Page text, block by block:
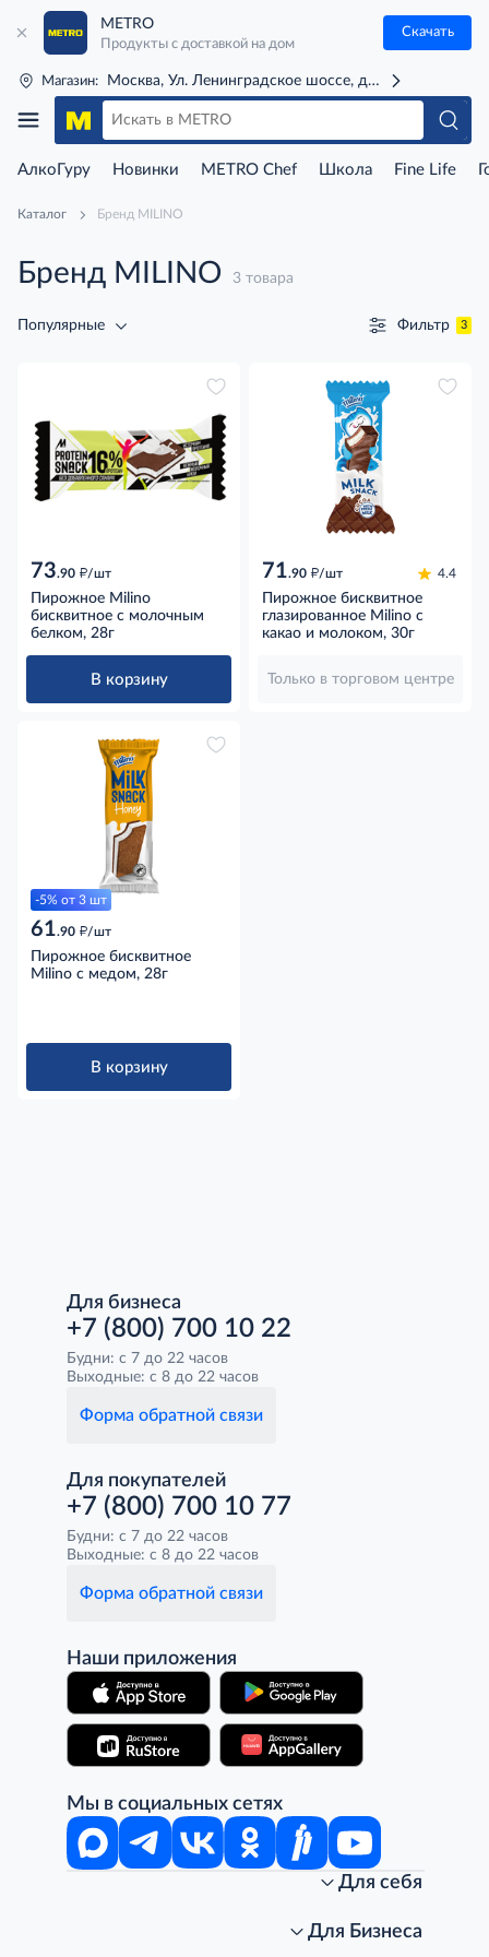
METRO
Продукты с доставкой на дом
Скачать
Магазин: Москва, Ул. Ленинградское шоссе, д. 71Г (м. Речной
АлкоГуру Новинки METRO Chef Школа Fine Life
Каталог Бренд MILINO
Бренд MILINO 3 товара
Популярные Фильтр 3
73.90 д/шт
Пирожное Milino
бисквитное с молочным
белком, 28г
В корзину
71.90 д/шт 4.4
Пирожное бисквитное
глазированное Milino с
какао и молоком, 30г
Только в торговом центре
-5% от 3 шт
61.90 д/шт
Пирожное бисквитное
Milino с медом, 28г
В корзину
Для бизнеса
+7 (800) 700 10 22
Будни: с 7 до 22 часов
Выходные: с 8 до 22 часов
Форма обратной связи
Для покупателей
+7 (800) 700 10 77
Будни: с 7 до 22 часов
Выходные: с 8 до 22 часов
Форма обратной связи
Наши приложения
Мы в социальных сетях
Для себя
Стань клиентом METRO
Для Бизнеса